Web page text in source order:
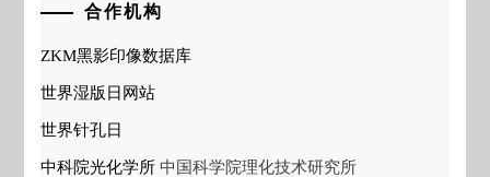
合作机构
ZKM黑影印像数据库
世界湿版日网站
世界针孔日
中科院光化学所 中国科学院理化技术研究所